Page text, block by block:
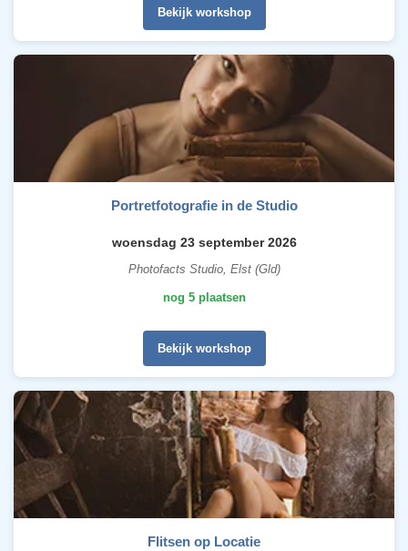
Bekijk workshop
Portretfotografie in de Studio
woensdag 23 september 2026
Photofacts Studio, Elst (Gld)
nog 5 plaatsen
Bekijk workshop
Flitsen op Locatie